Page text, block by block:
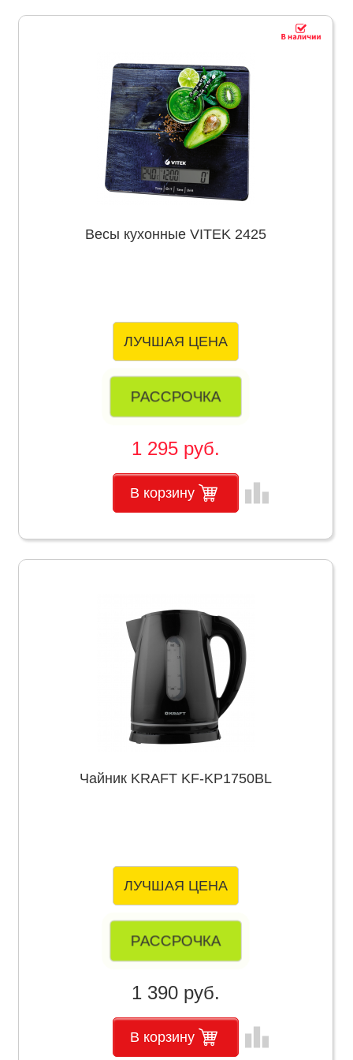
Весы кухонные VITEK 2425
ЛУЧШАЯ ЦЕНА
РАССРОЧКА
1 295 руб.
В корзину leaderboard
Чайник KRAFT KF-KP1750BL
ЛУЧШАЯ ЦЕНА
РАССРОЧКА
1 390 руб.
В корзину leaderboard